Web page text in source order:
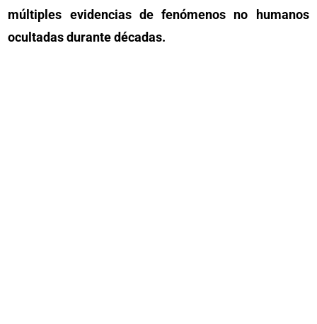
múltiples evidencias de fenómenos no humanos
ocultadas durante décadas.